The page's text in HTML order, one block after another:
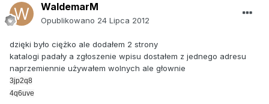
WaldemarM
Opublikowano 24 Lipca 2012
dzięki było ciężko ale dodałem 2 strony
katalogi padały a zgłoszenie wpisu dostałem z jednego adresu
naprzemiennie używałem wolnych ale głownie
3jp2q8
4q6uve